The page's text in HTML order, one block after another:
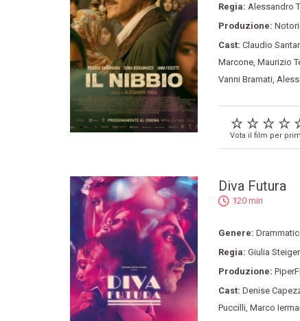
Regia: Alessandro
Produzione:
Cast: Claudio
Marcone, Maurizio
Vanni Bramati,
Vota il film per
Diva Futura
120 min
Genere:
Regia: Giulia
Produzione:
Cast: Denise
Puccilli, Marco